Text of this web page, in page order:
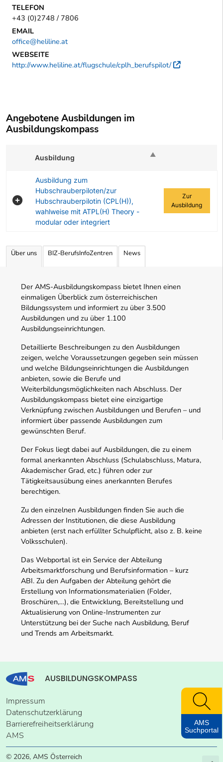
TELEFON
+43 (0)2748 / 7806
EMAIL
office@heliline.at
WEBSEITE
http://www.heliline.at/flugschule/cplh_berufspilot/
Externer
Angebotene Ausbildungen im
Ausbildungskompass
Ausbildung
Ausbildung zum
Hubschrauberpiloten/zur
Hubschrauberpilotin (CPL(H)),
wahlweise mit ATPL(H) Theory -
modular oder integriert
Zur
Ausbildung
Über uns BIZ-BerufsInfoZentren News
Der AMS-Ausbildungskompass bietet Ihnen einen
einmaligen Überblick zum österreichischen
Bildungssystem und informiert zu über 3.500
Ausbildungen und zu über 1.100
Ausbildungseinrichtungen.
Detaillierte Beschreibungen zu den Ausbildungen
zeigen, welche Voraussetzungen gegeben sein müssen
und welche Bildungseinrichtungen die Ausbildungen
anbieten, sowie die Berufe und
Weiterbildungsmöglichkeiten nach Abschluss. Der
Ausbildungskompass bietet eine einzigartige
Verknüpfung zwischen Ausbildungen und Berufen – und
informiert über passende Ausbildungen zum
gewünschten Beruf.
Der Fokus liegt dabei auf Ausbildungen, die zu einem
formal anerkannten Abschluss (Schulabschluss, Matura,
Akademischer Grad, etc.) führen oder zur
Tätigkeitsausübung eines anerkannten Berufes
berechtigen.
Zu den einzelnen Ausbildungen finden Sie auch die
Adressen der Institutionen, die diese Ausbildung
anbieten (erst nach erfüllter Schulpflicht, also z. B. keine
Volksschulen).
Das Webportal ist ein Service der Abteilung
Arbeitsmarktforschung und Berufsinformation – kurz
ABI. Zu den Aufgaben der Abteilung gehört die
Erstellung von Informationsmaterialien (Folder,
Broschüren,…), die Entwicklung, Bereitstellung und
Aktualisierung von Online-Instrumenten zur
Unterstützung bei der Suche nach Ausbildung, Beruf
und Trends am Arbeitsmarkt.
AUSBILDUNGSKOMPASS
Impressum
Datenschutzerklärung
Barrierefreiheitserklärung
AMS
© 2026, AMS Österreich
AMS
Suchportal